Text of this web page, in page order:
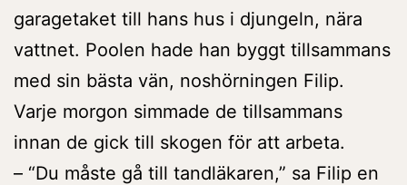
garagetaket till hans hus i djungeln, nära
vattnet. Poolen hade han byggt tillsammans
med sin bästa vän, noshörningen Filip.
Varje morgon simmade de tillsammans
innan de gick till skogen för att arbeta.
– “Du måste gå till tandläkaren,” sa Filip en